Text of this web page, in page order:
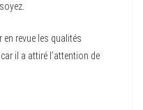
revue les qualités
il a attiré l’attention de